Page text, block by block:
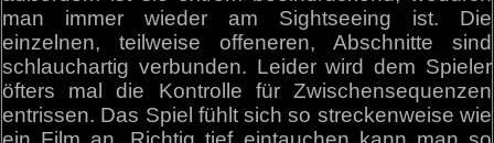
man immer wieder am Sightseeing ist. Die
einzelnen, teilweise offeneren, Abschnitte sind
schlauchartig verbunden. Leider wird dem Spieler
öfters mal die Kontrolle für Zwischensequenzen
entrissen. Das Spiel fühlt sich so streckenweise wie